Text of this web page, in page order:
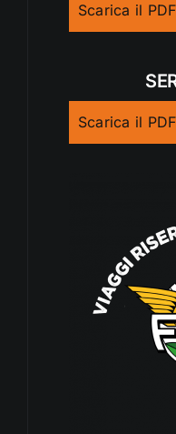
Scarica il PDF
Scarica il PDF